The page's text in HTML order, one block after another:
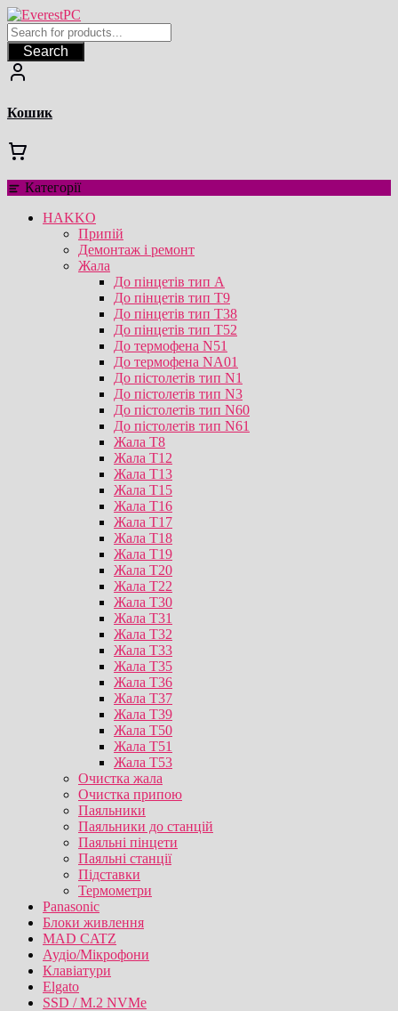
Перейти
до
вмісту
Search
Кошик
Категорії
HAKKO
Припій
Демонтаж і ремонт
Жала
До пінцетів тип А
До пінцетів тип T9
До пінцетів тип T38
До пінцетів тип T52
До термофена N51
До термофена NA01
До пістолетів тип N1
До пістолетів тип N3
До пістолетів тип N60
До пістолетів тип N61
Жала T8
Жала T12
Жала T13
Жала T15
Жала T16
Жала T17
Жала T18
Жала T19
Жала T20
Жала T22
Жала T30
Жала T31
Жала T32
Жала T33
Жала T35
Жала T36
Жала T37
Жала T39
Жала T50
Жала T51
Жала T53
Очистка жала
Очистка припою
Паяльники
Паяльники до станцій
Паяльні пінцети
Паяльні станції
Підставки
Термометри
Panasonic
Блоки живлення
MAD CATZ
Аудіо/Мікрофони
Клавіатури
Elgato
SSD / M.2 NVMe